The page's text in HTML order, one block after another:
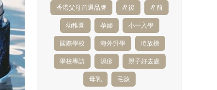
香港父母首選品牌 產後 產前
幼稚園 孕婦 小一入學
國際學校 海外升學 IB放榜
學校專訪 濕疹 親子好去處
母乳 毛孩